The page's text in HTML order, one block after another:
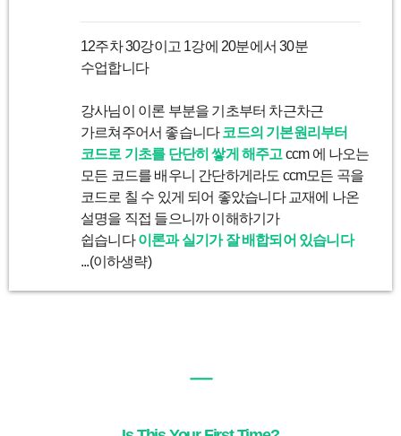
12주차 30강이고 1강에 20분에서 30분
수업합니다
강사님이 이론 부분을 기초부터 차근차근
가르쳐주어서 좋습니다코드의 기본원리부터
코드로 기초를 단단히 쌓게 해주고ccm 에 나오는
모든 코드를 배우니 간단하게라도 ccm모든 곡을
코드로 칠 수 있게 되어 좋았습니다 교재에 나온
설명을 직접 들으니까 이해하기가
쉽습니다이론과 실기가 잘 배합되어 있습니다
...(이하생략)
ㅡ